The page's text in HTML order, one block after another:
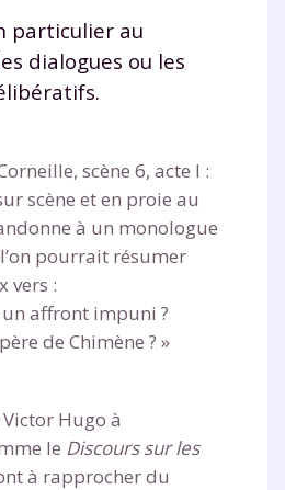
particulier au
dialogues ou les
scène 6, acte I :
scène et en proie au
à un monologue
pourrait résumer
vers :
affront impuni ?
de Chimène ? »
Hugo à
le Discours sur les
à rapprocher du